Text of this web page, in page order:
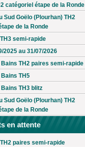
catégoriel étape de la Ronde
Sud Goëlo (Plourhan) TH2
de la Ronde
semi-rapide
2025 au 31/07/2026
TH2 paires semi-rapide
TH5
TH3 blitz
Sud Goëlo (Plourhan) TH2
de la Ronde
en attente
paires semi-rapide